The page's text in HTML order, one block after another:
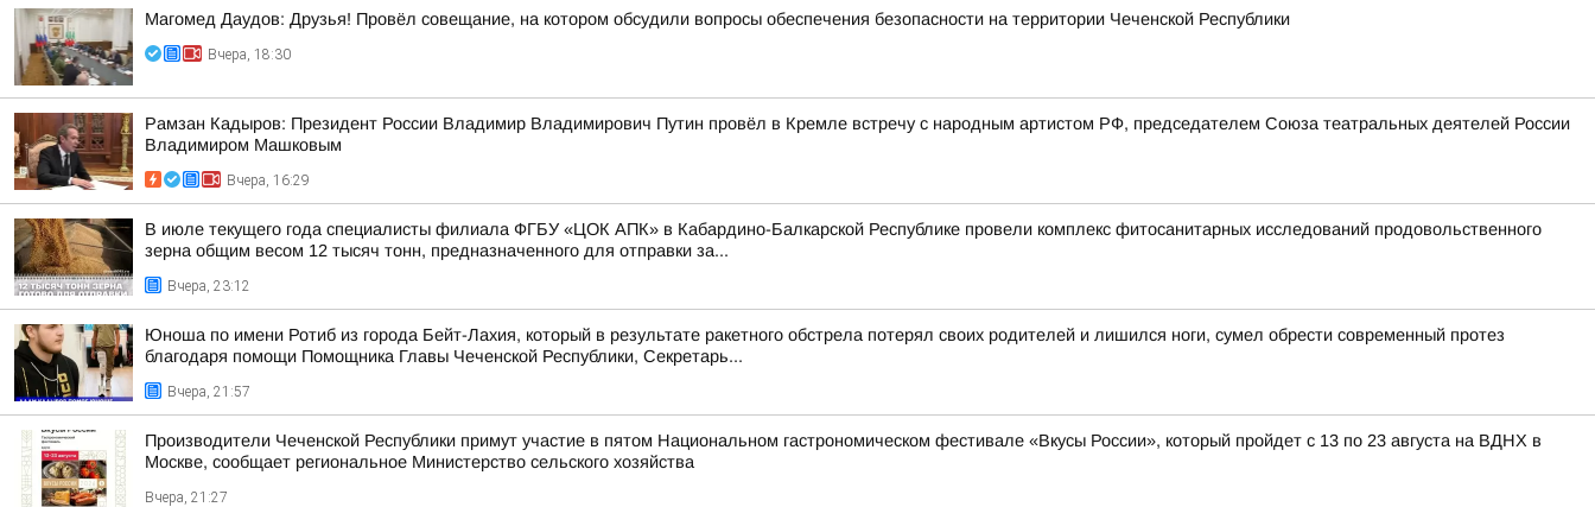
Магомед Даудов: Друзья! Провёл совещание, на котором обсудили вопросы обеспечения безопасности на территории Чеченской Республики
Вчера, 18:30
Рамзан Кадыров: Президент России Владимир Владимирович Путин провёл в Кремле встречу с народным артистом РФ, председателем Союза театральных деятелей России
Владимиром Машковым
Вчера, 16:29
В июле текущего года специалисты филиала ФГБУ «ЦОК АПК» в Кабардино-Балкарской Республике провели комплекс фитосанитарных исследований продовольственного
зерна общим весом 12 тысяч тонн, предназначенного для отправки за...
Вчера, 23:12
Юноша по имени Ротиб из города Бейт-Лахия, который в результате ракетного обстрела потерял своих родителей и лишился ноги, сумел обрести современный протез
благодаря помощи Помощника Главы Чеченской Республики, Секретарь...
Вчера, 21:57
Производители Чеченской Республики примут участие в пятом Национальном гастрономическом фестивале «Вкусы России», который пройдет с 13 по 23 августа на ВДНХ в
Москве, сообщает региональное Министерство сельского хозяйства
Вчера, 21:27